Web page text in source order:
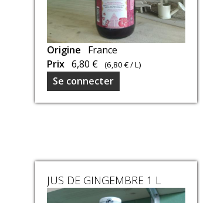
Jus
confectionnés
par
notre
voisine
qui
a
à
Origine
France
Prix 6,80 € (6,80 €/ L)
Se connecter
JUS DE GINGEMBRE 1 L